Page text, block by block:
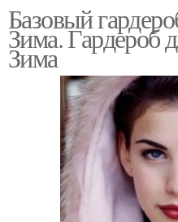
Базовый
Зима. Гардероб
Зима